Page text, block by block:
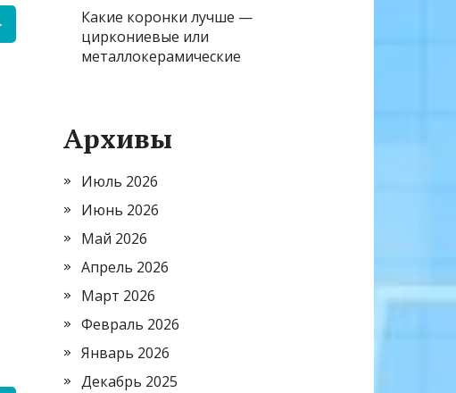
Какие коронки лучше —
циркониевые или
металлокерамические
Архивы
Июль 2026
Июнь 2026
Май 2026
Апрель 2026
Март 2026
Февраль 2026
Январь 2026
Декабрь 2025